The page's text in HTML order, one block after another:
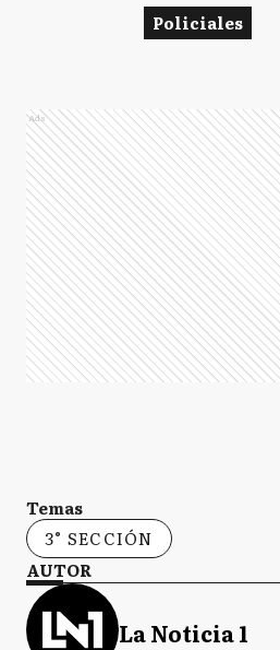
Policiales
Ads
Temas
3° SECCIÓN
AUTOR
La Noticia 1